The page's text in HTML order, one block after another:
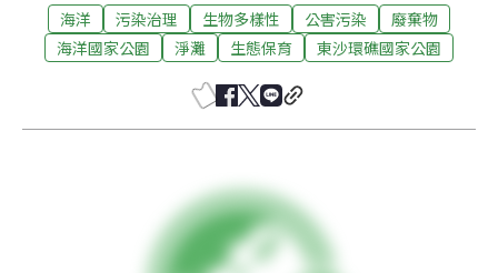
海洋 污染治理 生物多樣性 公害污染
廢棄物
海洋國家公園
淨灘 生態保育 東沙環礁國家公園